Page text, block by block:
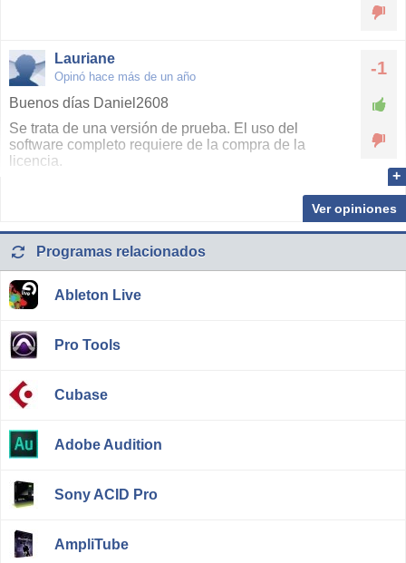
Lauriane
Opinó hace más de un año
Buenos días Daniel2608
Se trata de una versión de prueba. El uso del
software completo requiere de la compra de la
licencia.
-1
Ver opiniones
Programas relacionados
Ableton Live
Pro Tools
Cubase
Adobe Audition
Sony ACID Pro
AmpliTube